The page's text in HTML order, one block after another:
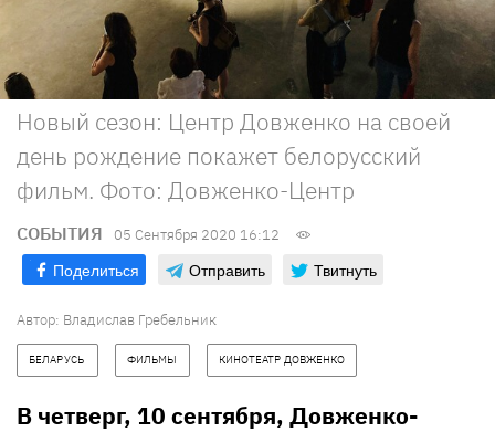
Новый сезон: Центр Довженко на своей
день рождение покажет белорусский
фильм. Фото: Довженко-Центр
СОБЫТИЯ 05 Сентября 2020 16:12
Поделиться Отправить Твитнуть
Автор: Владислав Гребельник
БЕЛАРУСЬ ФИЛЬМЫ КИНОТЕАТР ДОВЖЕНКО
В четверг, 10 сентября, Довженко-